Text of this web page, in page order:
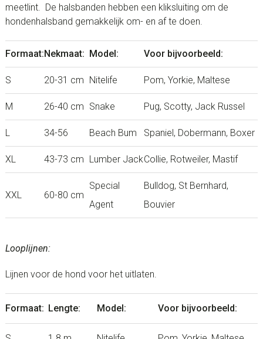
meetlint. De halsbanden hebben een kliksluiting om de
hondenhalsband gemakkelijk om- en af te doen.
Formaat:Nekmaat: Model: Voor bijvoorbeeld:
S 20-31 cm Nitelife Pom, Yorkie, Maltese
M 26-40 cm Snake Pug, Scotty, Jack Russel
L 34-56 Beach Bum Spaniel, Dobermann, Boxer
XL 43-73 cm Lumber JackCollie, Rotweiler, Mastif
XXL 60-80 cm
Special
Agent
Bulldog, St Bernhard,
Bouvier
Looplijnen:
Lijnen voor de hond voor het uitlaten.
Formaat: Lengte: Model: Voor bijvoorbeeld: